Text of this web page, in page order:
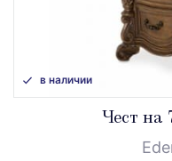
в наличии
Чест на